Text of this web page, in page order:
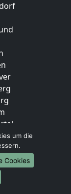
um die
Cookies